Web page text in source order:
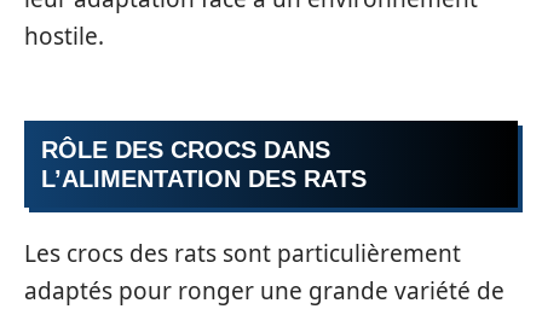
hostile.
RÔLE DES CROCS DANS
L’ALIMENTATION DES RATS
Les crocs des rats sont particulièrement
adaptés pour ronger une grande variété de